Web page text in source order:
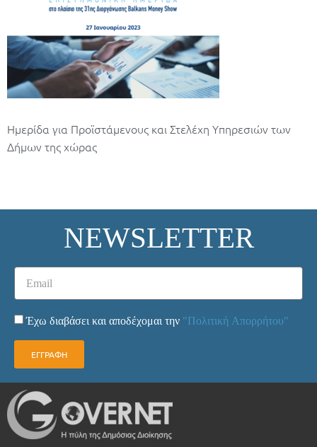
Ημερίδα για Προϊστάμενους και Στελέχη Υπηρεσιών των
Δήμων της χώρας
NEWSLETTER
Έχω διαβάσει και αποδέχομαι την "Πολιτική Απορρήτου"
ΕΓΓΡΑΦΗ